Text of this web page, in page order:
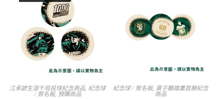
江承諺生涯千局投球紀念商品, 紀念球
/ 簽名板, 預購商品
紀念球 / 簽名板, 黃子鵬雄鷹首勝紀念
商品